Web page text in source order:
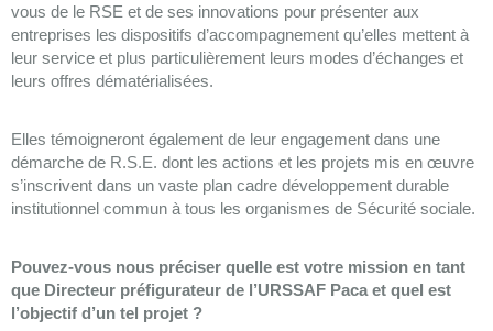
vous de le RSE et de ses innovations pour présenter aux
entreprises les dispositifs d’accompagnement qu’elles mettent à
leur service et plus particulièrement leurs modes d’échanges et
leurs offres dématérialisées.
Elles témoigneront également de leur engagement dans une
démarche de R.S.E. dont les actions et les projets mis en œuvre
s’inscrivent dans un vaste plan cadre développement durable
institutionnel commun à tous les organismes de Sécurité sociale.
Pouvez-vous nous préciser quelle est votre mission en tant
que Directeur préfigurateur de l’URSSAF Paca et quel est
l’objectif d’un tel projet ?